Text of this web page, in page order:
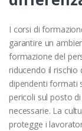
I corsi di
garantire un
formazione del
riducendo il rischio
dipendenti formati
pericoli sul posto
necessarie. La
protegge i